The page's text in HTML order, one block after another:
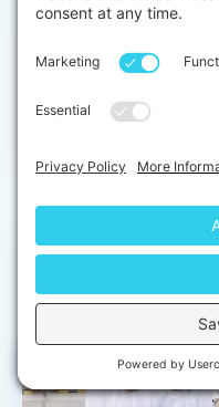
歯科 18 years+
ケニアでの医療・ヘルス
from